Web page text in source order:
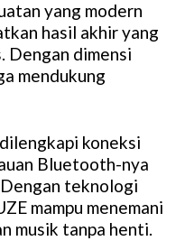
yang modern
hasil akhir yang
Dengan dimensi
mendukung
koneksi
Bluetooth-nya
teknologi
mampu menemani
musik tanpa henti.